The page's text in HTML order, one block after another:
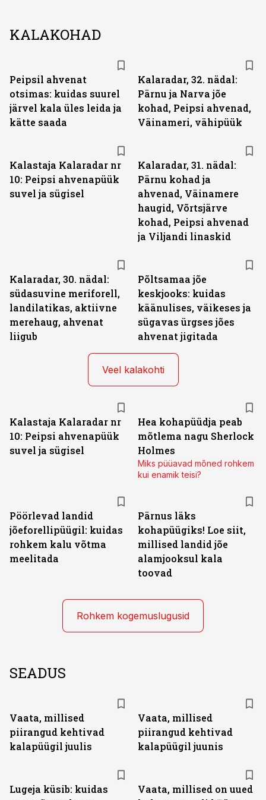
KALAKOHAD
Peipsil ahvenat
otsimas: kuidas suurel
järvel kala üles leida ja
kätte saada
Kalaradar, 32. nädal:
Pärnu ja Narva jõe
kohad, Peipsi ahvenad,
Väinameri, vähipüük
Kalastaja Kalaradar nr
10: Peipsi ahvenapüük
suvel ja sügisel
Kalaradar, 31. nädal:
Pärnu kohad ja
ahvenad, Väinamere
haugid, Võrtsjärve
kohad, Peipsi ahvenad
ja Viljandi linaskid
Kalaradar, 30. nädal:
südasuvine meriforell,
landilatikas, aktiivne
merehaug, ahvenat
liigub
Põltsamaa jõe
keskjooks: kuidas
käänulises, väikeses ja
sügavas ürgses jões
ahvenat jigitada
Veel kalakohti
Kalastaja Kalaradar nr
10: Peipsi ahvenapüük
suvel ja sügisel
Hea kohapüüdja peab
mõtlema nagu Sherlock
Holmes
Miks püüavad mõned rohkem
kui enamik teisi?
Pöörlevad landid
jõeforellipüügil: kuidas
rohkem kalu võtma
meelitada
Pärnus läks
kohapüügiks! Loe siit,
millised landid jõe
alamjooksul kala
toovad
Rohkem kogemuslugusid
SEADUS
Vaata, millised
piirangud kehtivad
kalapüügil juulis
Vaata, millised
piirangud kehtivad
kalapüügil juunis
Lugeja küsib: kuidas
Vaata, millised on uued